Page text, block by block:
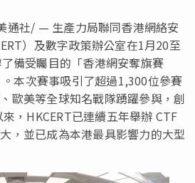
通社/ — 生產力局聯同香港網絡安
）及數字政策辦公室在1月20至
備受矚目的「香港網安奪旗賽
本次賽事吸引了超過1,300位參賽
歐美等全球知名戰隊踴躍參與，創
，HKCERT已連續五年舉辦 CTF
，並已成為本港最具影響力的大型